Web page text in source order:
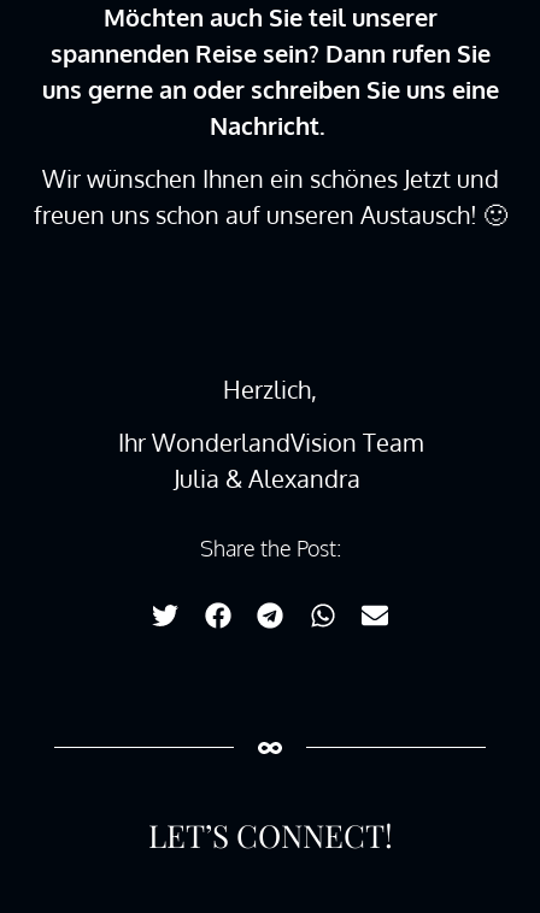
Möchten auch Sie teil unserer
spannenden Reise sein? Dann rufen Sie
uns gerne an oder schreiben Sie uns eine
Nachricht.
Wir wünschen Ihnen ein schönes Jetzt und
freuen uns schon auf unseren Austausch! 🙂
Herzlich,
Ihr WonderlandVision Team
Julia & Alexandra
Share the Post:
LET’S CONNECT!